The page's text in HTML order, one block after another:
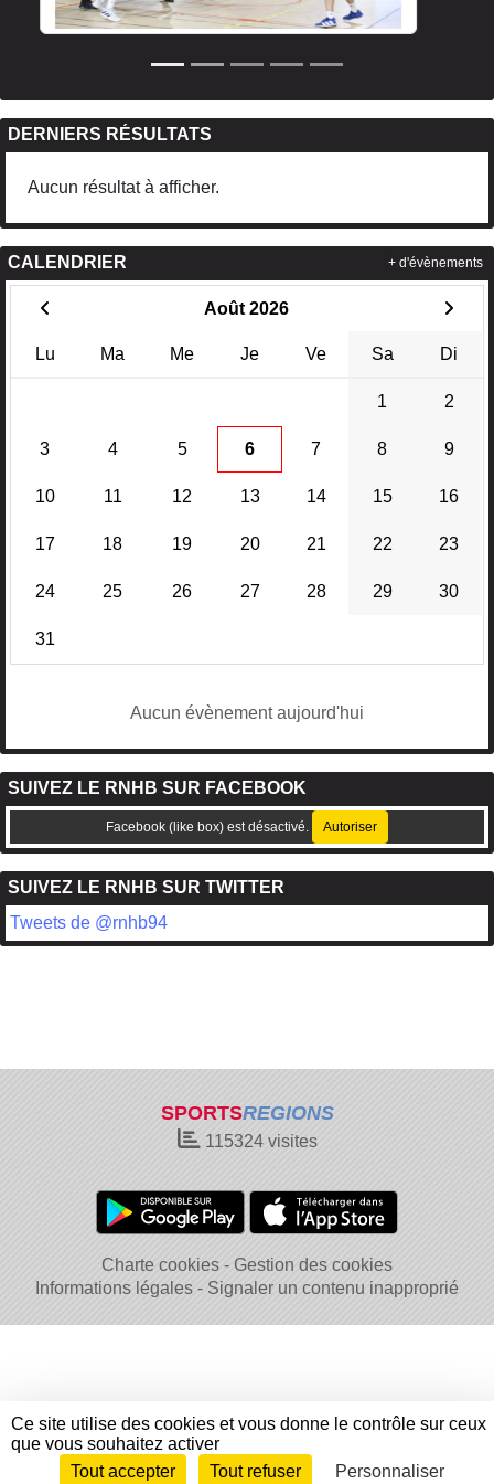
DERNIERS RÉSULTATS
Aucun résultat à afficher.
CALENDRIER
Août 2026
Lu Ma Me Je Ve Sa Di
1 2
3 4 5 6 7 8 9
10 11 12 13 14 15 16
17 18 19 20 21 22 23
24 25 26 27 28 29 30
31
Aucun évènement aujourd'hui
+ d'évènements
SUIVEZ LE RNHB SUR FACEBOOK
Facebook (like box) est désactivé. Autoriser
SUIVEZ LE RNHB SUR TWITTER
Tweets de @rnhb94
SPORTSREGIONS
115324visites
Charte cookies
Gestion des cookies
Informations légales
Signaler un contenu inapproprié
Envie de participer ? Connexion
Ce site utilise des cookies et vous donne le contrôle sur ceux
que vous souhaitez activer
Tout accepter
Tout refuser Personnaliser